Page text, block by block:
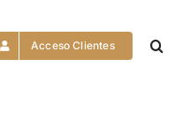
Acceso Clientes